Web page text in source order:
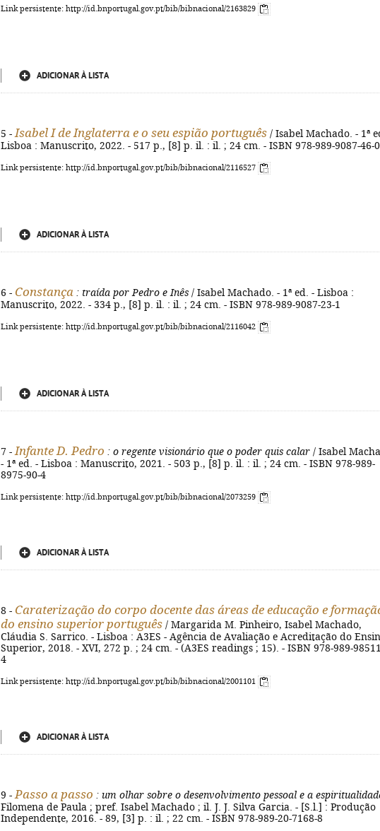
Link persistente: http://id.bnportugal.gov.pt/bib/bibnacional/2163829
ADICIONAR À LISTA
5 - Isabel I de Inglaterra e o seu espião português / Isabel Machado. - 1ª
Lisboa : Manuscrito, 2022. - 517 p., [8] p. il. : il. ; 24 cm. - ISBN 978-989-9087-46-0
Link persistente: http://id.bnportugal.gov.pt/bib/bibnacional/2116527
ADICIONAR À LISTA
6 - Constança : traída por Pedro e Inês / Isabel Machado. - 1ª ed. - Lisboa :
Manuscrito, 2022. - 334 p., [8] p. il. : il. ; 24 cm. - ISBN 978-989-9087-23-1
Link persistente: http://id.bnportugal.gov.pt/bib/bibnacional/2116042
ADICIONAR À LISTA
7 - Infante D. Pedro : o regente visionário que o poder quis calar / Isabel
- 1ª ed. - Lisboa : Manuscrito, 2021. - 503 p., [8] p. il. : il. ; 24 cm. - ISBN 978-989-
8975-90-4
Link persistente: http://id.bnportugal.gov.pt/bib/bibnacional/2073259
ADICIONAR À LISTA
8 - Caraterização do corpo docente das áreas de educação e
do ensino superior português / Margarida M. Pinheiro, Isabel Machado,
Cláudia S. Sarrico. - Lisboa : A3ES - Agência de Avaliação e Acreditação do
Superior, 2018. - XVI, 272 p. ; 24 cm. - (A3ES readings ; 15). - ISBN 978-989-
4
Link persistente: http://id.bnportugal.gov.pt/bib/bibnacional/2001101
ADICIONAR À LISTA
9 - Passo a passo : um olhar sobre o desenvolvimento pessoal e a
Filomena de Paula ; pref. Isabel Machado ; il. J. J. Silva Garcia. - [S.l.] : Produção
Independente, 2016. - 89, [3] p. : il. ; 22 cm. - ISBN 978-989-20-7168-8